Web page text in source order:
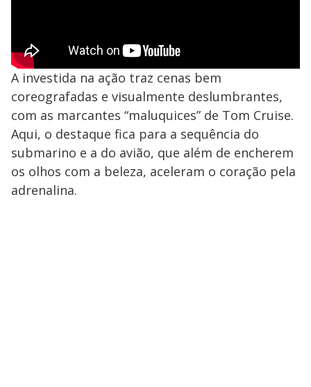
A investida na ação traz cenas bem
coreografadas e visualmente deslumbrantes,
com as marcantes “maluquices” de Tom Cruise.
Aqui, o destaque fica para a sequência do
submarino e a do avião, que além de encherem
os olhos com a beleza, aceleram o coração pela
adrenalina.